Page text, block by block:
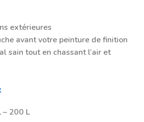
extérieures
avant votre peinture de finition
sain tout en chassant l’air et
– 200 L